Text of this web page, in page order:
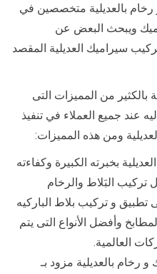
بالعديلية متخصصين في
ويبحث البعض عن
سيراميك العديلية المقصد
بالكثير من المميزات التى
عند جميع العملاء في تنفيذ
ومن هذه المميزات:
بخبرته الكبيرة وكفاءته
تركيب البَلاط والرخام
تطبيق و تركيب بلاط الباركيه
وأفضل الأنواع التى يتم
العالمية.
رخام بالعديلية مزود بـ